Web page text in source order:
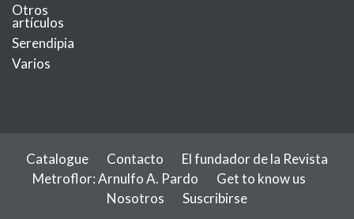
Otros
artículos
Serendipia
Varios
Catalogue Contacto
El fundador de la Revista
Metroflor: Arnulfo A. Pardo
Get to know us
Nosotros
Suscribirse